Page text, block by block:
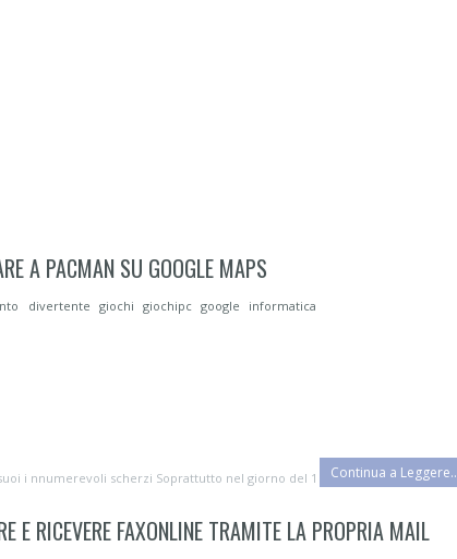
A PACMAN SU GOOGLE MAPS
divertente giochi giochipc google informatica
i nnumerevoli scherzi Soprattutto nel giorno del 1 Aprile che ci ricorda c...
Continua a Leggere..
E RICEVERE FAXONLINE TRAMITE LA PROPRIA MAIL